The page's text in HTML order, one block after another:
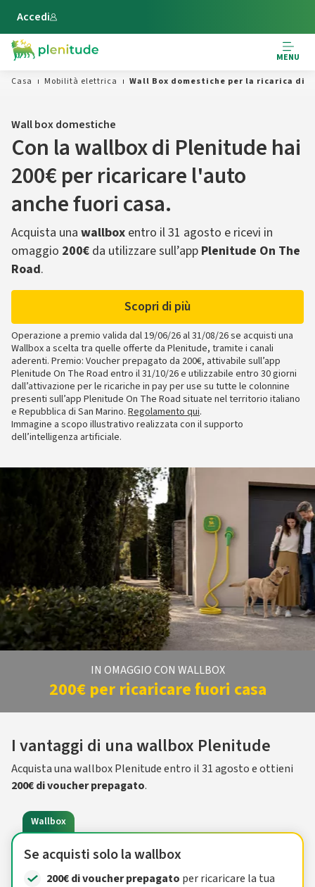
Vai al contenuto principale
Accedi
MENU
Casa
Mobilità elettrica Wall Box domestiche per la ricarica di
Wall box domestiche
Con la wallbox di Plenitude hai
200€​ per ricaricare l'auto
anche fuori casa.​
Acquista una wallbox entro il 31 agosto​ e ricevi in
omaggio 200€ da utilizzare sull’app Plenitude On The
Road.
Scopri di più
Operazione a premio valida dal 19/06/26 al 31/08/26 se acquisti una
Wallbox a scelta tra quelle offerte da Plenitude, tramite i canali
aderenti. Premio: Voucher prepagato da 200€, attivabile sull’app
Plenitude On The Road entro il 31/10/26 e utilizzabile entro 30 giorni
dall’attivazione per le ricariche in pay per use su tutte le colonnine
presenti sull’app Plenitude On The Road situate nel territorio italiano
e Repubblica di San Marino. Regolamento qui.
Immagine a scopo illustrativo realizzata con il supporto
dell’intelligenza artificiale.
IN OMAGGIO CON WALLBOX
200€ per ricaricare fuori casa
I vantaggi di una wallbox Plenitude
Acquista una wallbox Plenitude entro il 31 agosto e ottieni
200€ di voucher prepagato.
Wallbox
Se acquisti solo la wallbox
200€ di voucher prepagato per ricaricare la tua